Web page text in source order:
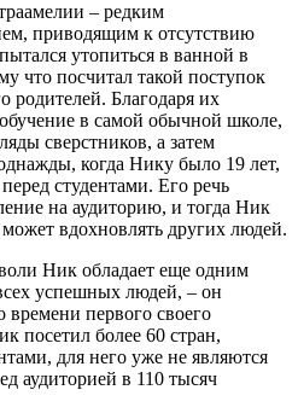
– редким
приводящим к отсутствию
утопиться в ванной в
что посчитал такой поступок
родителей. Благодаря их
в самой обычной школе,
сверстников, а затем
когда Нику было 19 лет,
студентами. Его речь
на аудиторию, и тогда Ник
вдохновлять других людей.
Ник обладает еще одним
успешных людей, – он
времени первого своего
посетил более 60 стран,
для него уже не являются
аудиторией в 110 тысяч